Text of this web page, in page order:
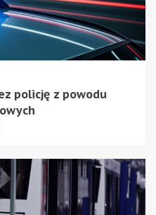
policję z powodu